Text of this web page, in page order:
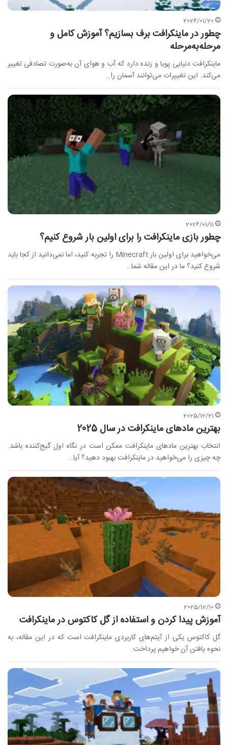
2026/01/20
چطور در ماینکرافت برف بسازیم؟ آموزش کامل و
مرحله‌به‌مرحله
ماینکرافت دنیایی پویا و زنده دارد که آب و هوای آن به‌صورت تصادفی تغییر
می‌کند. این تغییرات می‌توانند آسمان را…
2026/01/11
چطور بازی ماینکرافت را برای اولین بار شروع کنیم؟
می‌خواهید برای اولین بار Minecraft را تجربه کنید، اما نمی‌دانید از کجا باید
شروع کنید؟ ما در این مقاله شما…
2025/12/21
بهترین مادهای ماینکرافت در سال 2025
انتخاب بهترین مادهای ماینکرافت ممکن است در نگاه اول گیج‌کننده باشد.
چه چیزی را می‌خواهید در ماینکرافت بهبود دهید؟ آیا…
2025/12/10
آموزش پیدا کردن و استفاده از گل کاکتوس در ماینکرافت
گل کاکتوس یکی از آیتم‌های کاربردی ماینکرافت است که در این مقاله، به
نحوه یافتن آن خواهیم پرداخت.